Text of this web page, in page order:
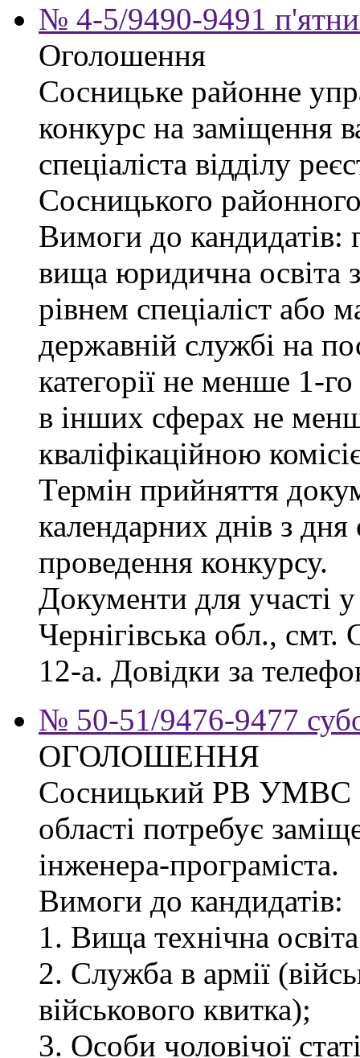
№ 4-5/9490-9491
Оголошення
Сосницьке районне
конкурс на заміщення
спеціаліста відділу
Сосницького
Вимоги до кандидатів:
вища юридична освіта
рівнем спеціаліст або
державній службі на
категорії не менше 1-
в інших сферах не
кваліфікаційною
Термін прийняття
календарних днів з
проведення конкурсу.
Документи для участі
Чернігівська обл.,
12-а. Довідки за
№ 50-51/9476-9477
ОГОЛОШЕННЯ
Сосницький РВ УМВС
області потребує
інженера-програміста.
Вимоги до кандидатів:
1. Вища технічна
2. Служба в армії
військового квитка);
3. Особи чоловічої